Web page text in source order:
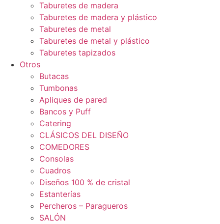
Taburetes de madera
Taburetes de madera y plástico
Taburetes de metal
Taburetes de metal y plástico
Taburetes tapizados
Otros
Butacas
Tumbonas
Apliques de pared
Bancos y Puff
Catering
CLÁSICOS DEL DISEÑO
COMEDORES
Consolas
Cuadros
Diseños 100 % de cristal
Estanterías
Percheros – Paragueros
SALÓN